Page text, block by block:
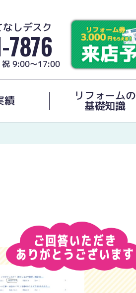
しデスク
7876
9:00～17:00
績 リフォームの
基礎知識